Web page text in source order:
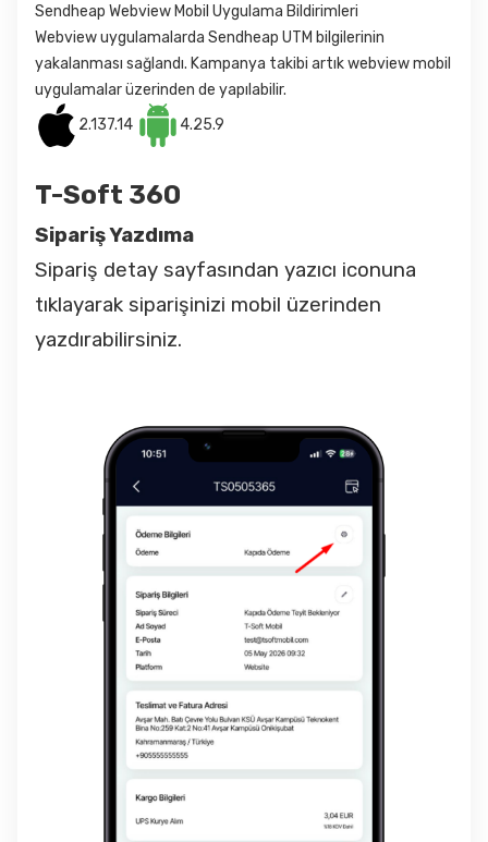
Sendheap Webview Mobil Uygulama Bildirimleri
Webview uygulamalarda Sendheap UTM bilgilerinin
yakalanması sağlandı. Kampanya takibi artık webview mobil
uygulamalar üzerinden de yapılabilir.
2.137.14
4.25.9
T-Soft 360
Sipariş Yazdıma
Sipariş detay sayfasından yazıcı iconuna
tıklayarak siparişinizi mobil üzerinden
yazdırabilirsiniz.